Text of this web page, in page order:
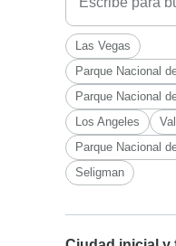
Las Vegas
Parque Nacional
Parque Nacional
Los Angeles
Parque Nacional
Seligman